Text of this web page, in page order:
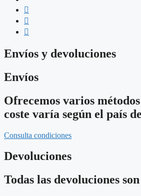
Envíos y devoluciones
Envíos
Ofrecemos varios
coste varía según el país
Consulta condiciones
Devoluciones
Todas las devoluciones